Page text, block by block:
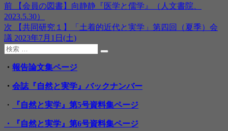
稿
日:
テ
ゴ
リ
ー
投
稿
ナ
ビ
ゲ
ー
シ
ョ
前
前
の
投
稿:
【会員の図書】向静静『医学と儒学』（人文書院、
2023.5.30）
次
次
の
投
【共同研究１】「土着的近代と実学」第四回（夏季）会
議 2023年7月1日(土)
検
検
・ 報告論文集ページ
・ 会誌『自然と実学』バックナンバー
・ 『自然と実学』第5号資料集ページ
・『自然と実学』第6号資料集ページ